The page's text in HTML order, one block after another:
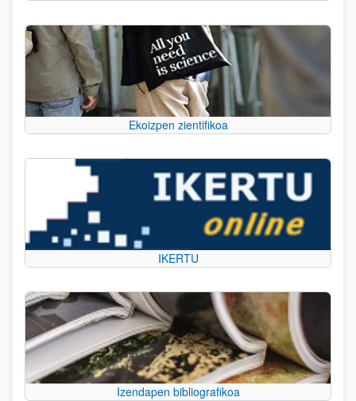
Ekoizpen zientifikoa
IKERTU
Izendapen bibliografikoa